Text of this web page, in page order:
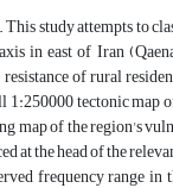
study attempts to
in east of Iran
of rural
tectonic map
map of the region's
at the head of the
frequency range